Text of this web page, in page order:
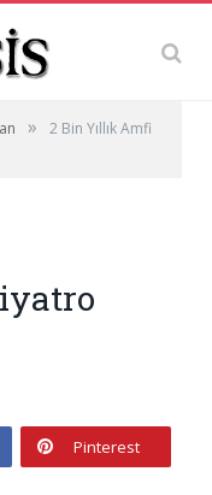
»
2 Bin Yıllık Amfi
Pinterest